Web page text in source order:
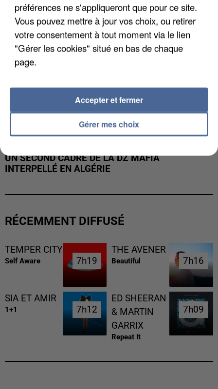
UN SECOND CADRE DE LA DZ MAFIA
INTERPELLÉ EN ALGÉRIE
RÉCEMMENT DIFFUSÉ
TEMPER CITY
Self Aware 7h19
7h19
THE AVENER
Beautiful 7h16
7h16
SIA ET AMIR
1+1 7h12
7h12
ED SHEERAN
& MARTIN
GARRIX
Repeat It
7h09
7h09
préférences ne s'appliqueront que pour ce site.
Vous pouvez mettre à jour vos choix, ou retirer
votre consentement à tout moment via le lien
"Gérer les cookies" situé en bas de chaque
page.
Gérer mes choix
Accepter et fermer